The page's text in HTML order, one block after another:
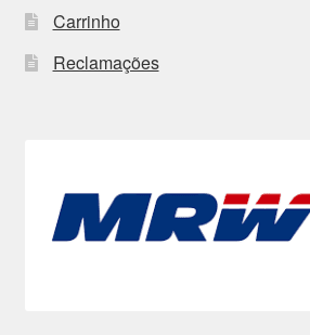
Carrinho
Reclamações